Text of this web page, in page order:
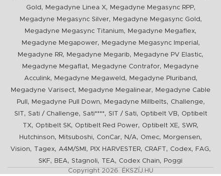
Gold , Megadyne Linea X, Megadyne Megasync RPP,
Megadyne Megasync Silver, Megadyne Megasync Gold ,
Megadyne Megasync Titanium, Megadyne Megaflex,
Megadyne Megapower, Megadyne Megasync Imperial ,
Megadyne RR, Megadyne Megarib, Megadyne PV Elastic,
Megadyne Megaflat, Megadyne Contrafor,
Megadyne
Acculink, Megadyne Megaweld , Megadyne Pluriband ,
Megadyne Varisect, Megadyne Megalinear,
Megadyne Cable
Pull
, Megadyne Pull Down, Megadyne Millbelts, Challenge,
SIT , Sati / Challenge, Sati****, SIT / Sati, Optibelt VB, Optibelt
TX, Optibelt SK, Optibelt Red Power, Optibelt XE, SWR,
Hutchinson, Mitsuboshi, ConCar, N/A, Omec, Morgensen,
Vision, Tagex, A4M/SMI , PIX HARVESTER, CRAFT , Codex, FAG,
SKF, BEA, Stagnoli, TEA, Codex Chain,
Poggi
Copyright 2026. ÉKSZÍJ.HU